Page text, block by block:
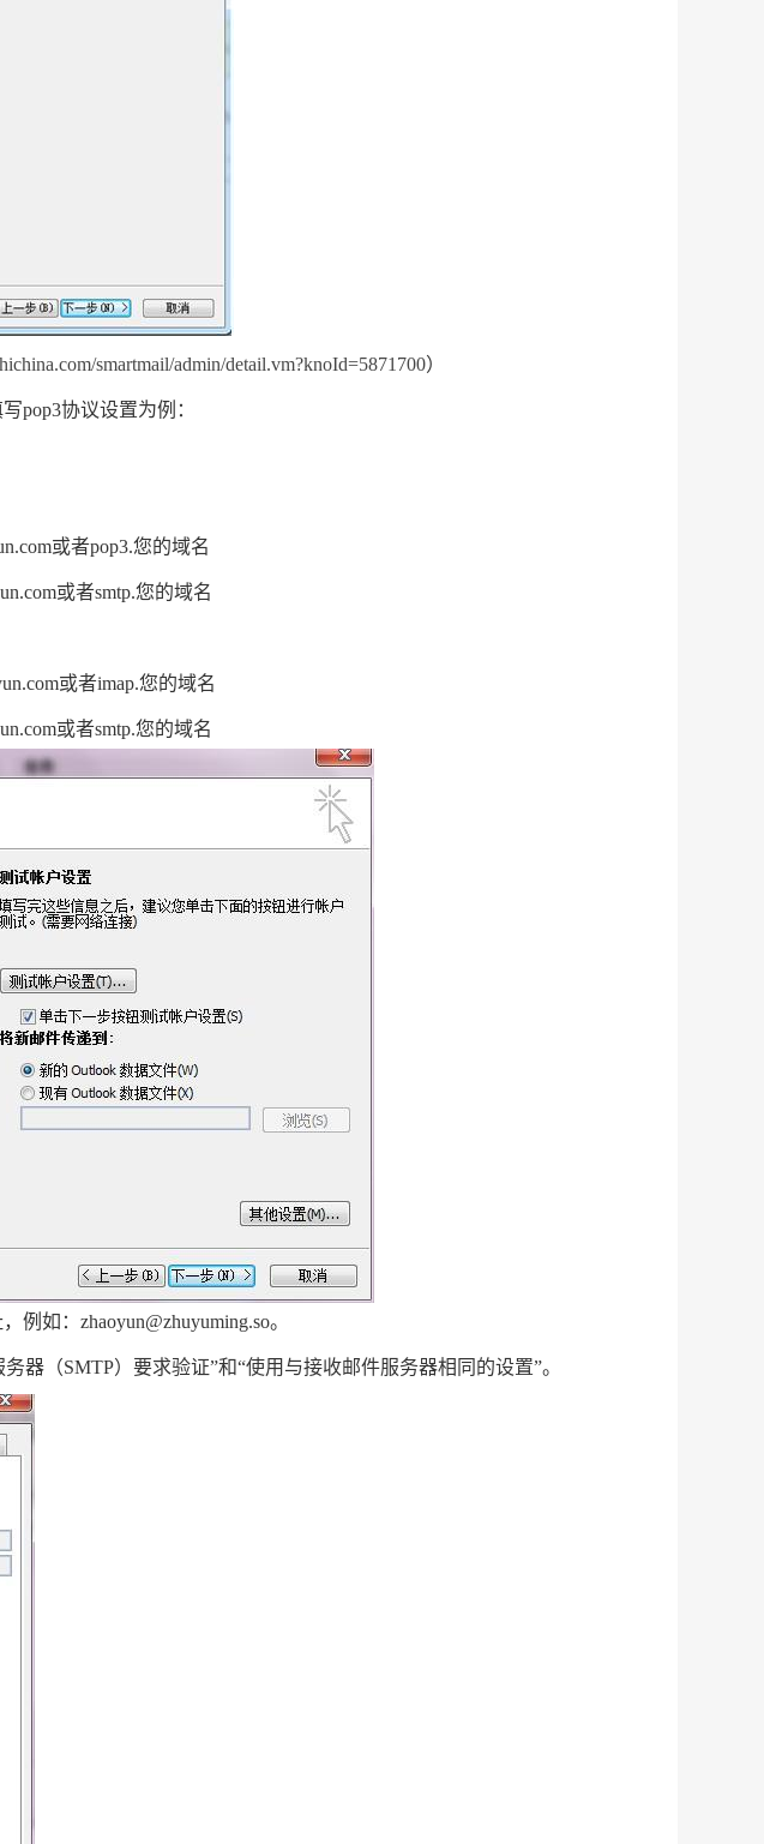
smartmail/admin/detail.vm?knoId=5871700）
pop3协议设置为例：
或者pop3.您的域名
或者smtp.您的域名
或者imap.您的域名
或者smtp.您的域名
例如： zhaoyun@zhuyuming.so。
器（SMTP）要求验证”和“使用与接收邮件服务器相同的设置”。